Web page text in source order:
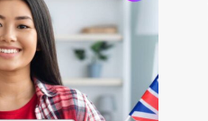
FRASCOS:
ELES
SÃO
BONS
PARA